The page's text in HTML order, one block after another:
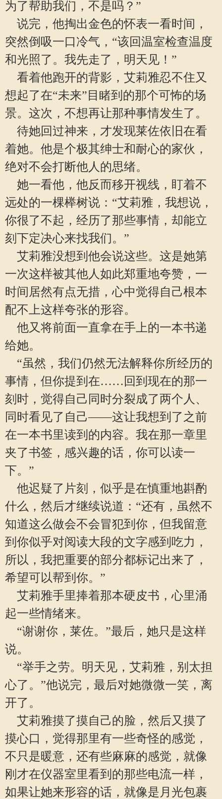
为了帮助我们，不是吗？”
说完，他掏出金色的怀表一看时间，
突然倒吸一口冷气，“该回温室检查温度
和光照了。我先走了，明天见！”
看着他跑开的背影，艾莉雅忍不住又
想起了在“未来”目睹到的那个可怖的场
景。这次，不想再让那种事情发生了。
待她回过神来，才发现莱佐依旧在看
着她。他是个极其绅士和耐心的家伙，
绝对不会打断他人的思绪。
她一看他，他反而移开视线，盯着不
远处的一棵榉树说：“艾莉雅，我想说，
你很了不起，经历了那些事情，却能立
刻下定决心来找我们。”
艾莉雅没想到他会说这些。这是她第
一次这样被其他人如此郑重地夸赞，一
时间居然有点无措，心中觉得自己根本
配不上这样夸张的形容。
他又将前面一直拿在手上的一本书递
给她。
“虽然，我们仍然无法解释你所经历的
事情，但你提到在……回到现在的那一
刻时，觉得自己同时分裂成了两个人、
同时看见了自己——这让我想到了之前
在一本书里读到的内容。我在那一章里
夹了书签，感兴趣的话，你可以读一
下。”
他迟疑了片刻，似乎是在慎重地斟酌
什么，然后才继续说道：“还有，虽然不
知道这么做会不会冒犯到你，但我留意
到你似乎对阅读大段的文字感到吃力，
所以，我把重要的部分都标记出来了，
希望可以帮到你。”
艾莉雅手里捧着那本硬皮书，心里涌
起一些情绪来。
“谢谢你，莱佐。”最后，她只是这样
说。
“举手之劳。明天见，艾莉雅，别太担
心了。”他说完，最后对她微微一笑，离
开了。
艾莉雅摸了摸自己的脸，然后又摸了
摸心口，觉得那里有一些奇怪的感觉，
不只是暖意，还有些麻麻的感觉，就像
刚才在仪器室里看到的那些电流一样，
如果让她来形容的话，就像是月光包裹